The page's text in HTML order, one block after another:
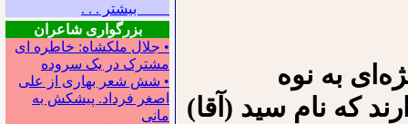
بیشتر . . .
بزرگواری شاعران
• جلال ملکشاه: خاطره ای
مشترک در یک سروده
• شش شعر بهاری از علی
اصغر فرداد. پیشکش به
مانی
به نوه
که نام سید (آقا)